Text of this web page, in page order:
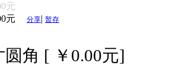
元
元 分享| 暂存
圆角 [ ￥0.00元]